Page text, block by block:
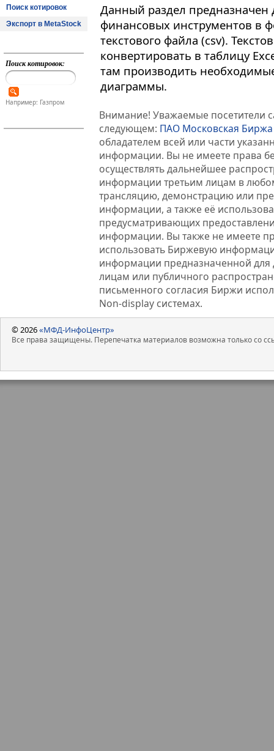
Поиск котировок
Экспорт в MetaStock
Поиск котировок:
Например: Газпром
Данный раздел
финансовых инструментов в
текстового файла (csv).
конвертировать в таблицу
там производить
диаграммы.
Внимание! Уважаемые посетители
следующем: ПАО Московская Биржа
обладателем всей или части
информации. Вы не имеете права
осуществлять дальнейшее
информации третьим лицам в
трансляцию, демонстрацию или
информации, а также её
предусматривающих
информации. Вы также не имеете
использовать Биржевую
информации предназначенной для
лицам или публичного
письменного согласия Биржи
Non-display системах.
© 2026«МФД-ИнфоЦентр»
Все права защищены. Перепечатка материалов возможна только со